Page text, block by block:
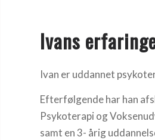
Ivans
Ivan er uddannet
Efterfølgende har han
Psykoterapi og
samt en 3- årig